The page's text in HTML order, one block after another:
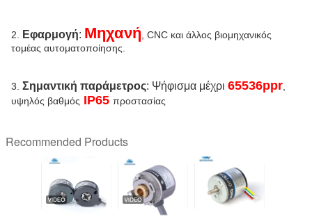
2. Εφαρμογή: Μηχανή , CNC και άλλος βιομηχανικός
τομέας αυτοματοποίησης.
3. Σημαντική παράμετρος: Ψήφισμα μέχρι 65536ppr
υψηλός βαθμός IP65 προστασίας
Recommended Products